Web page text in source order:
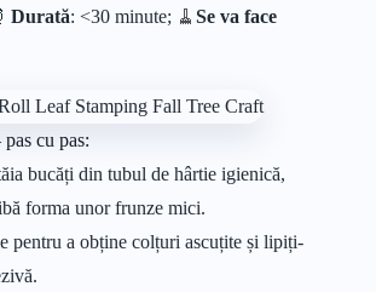
Durată: <30 minute; 🧹 Se va face
cu pas:
bucăți din tubul de hârtie igienică,
forma unor frunze mici.
pentru a obține colțuri ascuțite și lipiți-